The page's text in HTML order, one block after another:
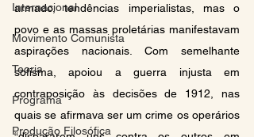
Internacional
Movimento Comunista
Teoria
Programa
Produção Filosófica
armado, tendências imperialistas, mas o
povo e as massas proletárias manifestavam
aspirações nacionais. Com semelhante
sofisma, apoiou a guerra injusta em
contraposição às decisões de 1912, nas
quais se afirmava ser um crime os operários